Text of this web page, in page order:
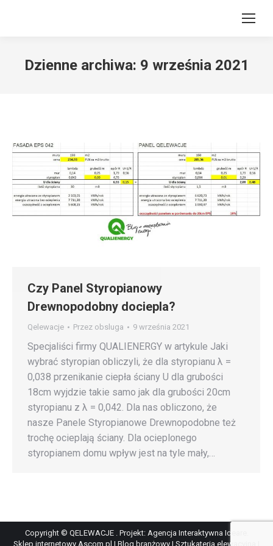
Dzienne archiwa: 9 września 2021
Czy Panel Styropianowy
Drewnopodobny dociepla?
Qelewacje Przez obsluga 9 września 2021
Specjaliści firmy QUALIENERGY w artykule Jaki
wybrać styropian obliczyli, że dla styropianu λ =
0,038 przenikanie ciepła ściany U dla grubości
18cm wyjdzie takie samo jak dla grubości 20cm
styropianu z λ = 0,042. Dla nas obliczono, że
nasze Panele Styropianowe Drewnopodobne też
trochę ocieplają ściany. Dla ocieplonego
styropianem domu wpływ jest na tyle mały,…
Copyright © QELEWACJE . Projekt: Agencja Interaktywna Ideare
Sklep internetowy Ascom.pl | Blog branżowy | Sztukateria elewacyjna